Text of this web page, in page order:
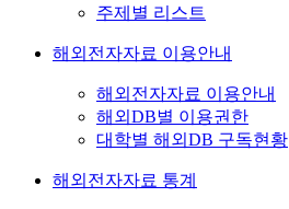
주제별 리스트
해외전자자료 이용안내
해외전자자료 이용안내
해외DB별 이용권한
대학별 해외DB 구독현황
해외전자자료 통계